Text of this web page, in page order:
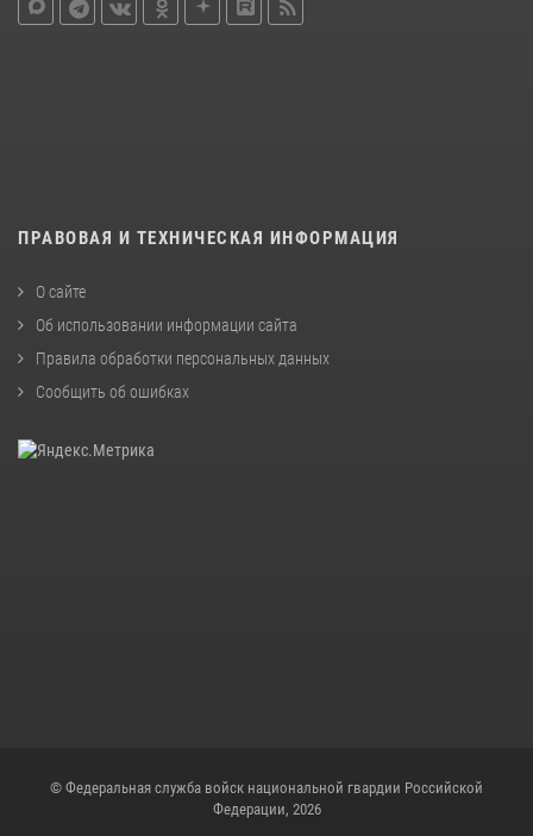
ПРАВОВАЯ И ТЕХНИЧЕСКАЯ ИНФОРМАЦИЯ
О сайте
Об использовании информации сайта
Правила обработки персональных данных
Сообщить об ошибках
© Федеральная служба войск национальной гвардии Российской
Федерации, 2026